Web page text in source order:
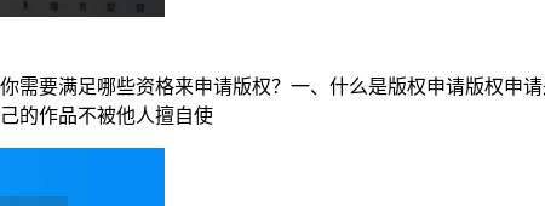
需要满足哪些资格来申请版权？一、什么是版权申请版权申
的作品不被他人擅自使